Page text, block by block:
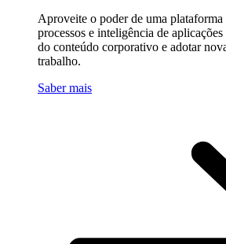
Aproveite o poder de uma
processos e inteligência de
do conteúdo corporativo e adotar
trabalho.
Saber mais